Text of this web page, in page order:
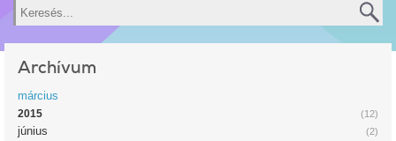
Keresés
Archívum
március
(12)
2015
(2)
június